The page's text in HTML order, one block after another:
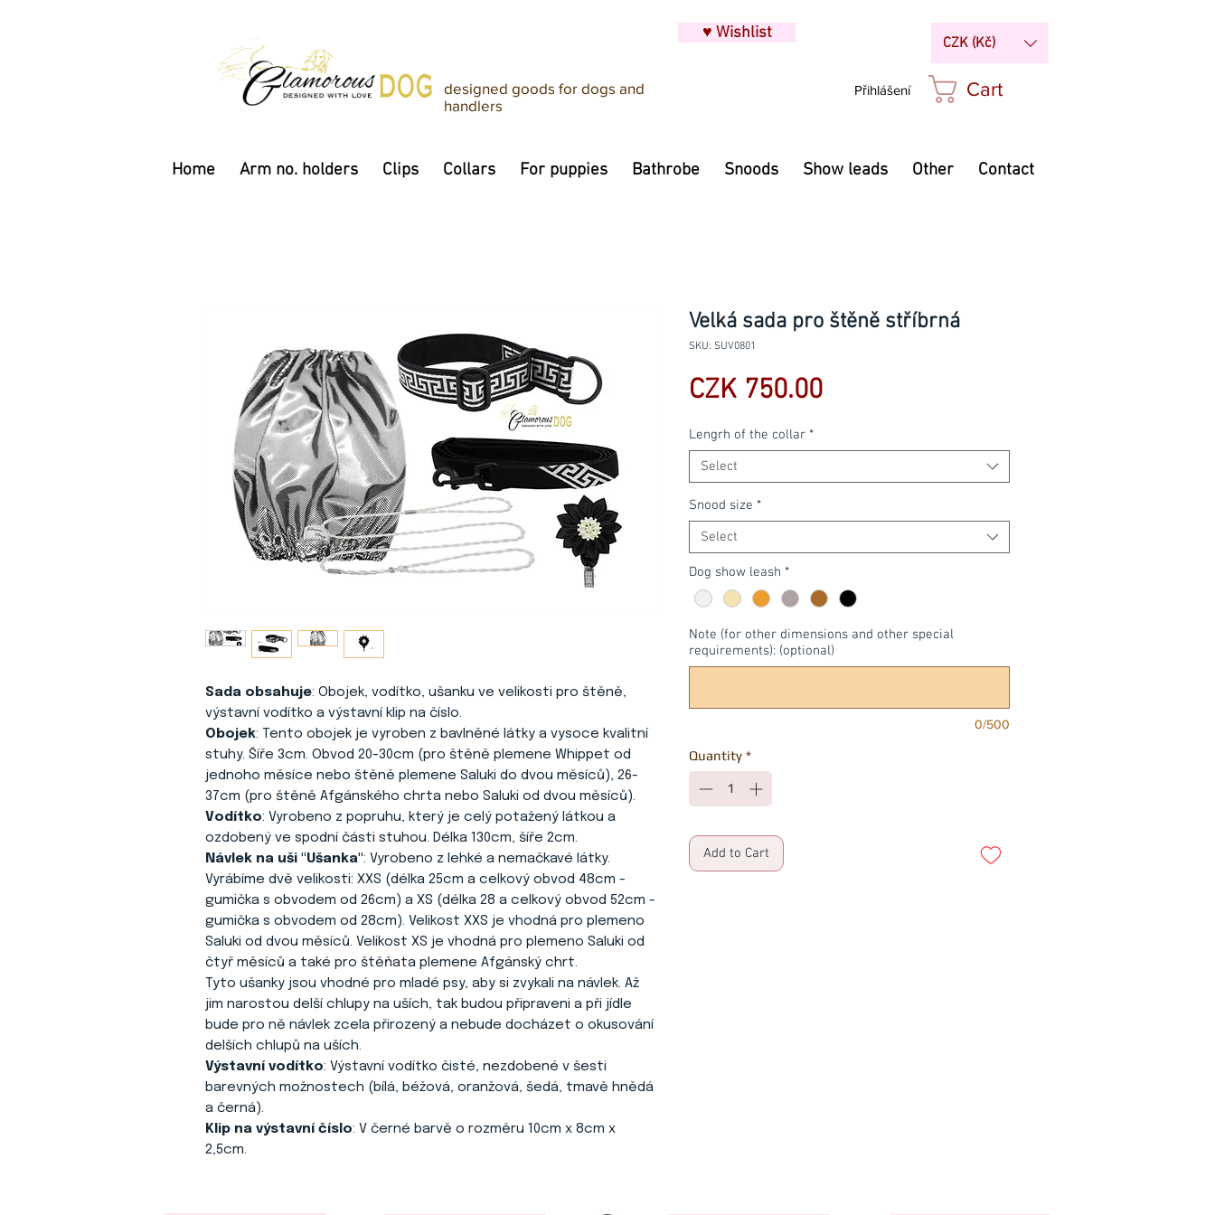
designed goods for dogs and
handlers
♥ Wishlist
Přihlášení
CZK (Kč)
Cart
Home Arm no. holders Clips Collars For puppies Bathrobe Snoods Show leads Other Contact
Sada obsahuje: Obojek, vodítko, ušanku ve velikosti pro štěně,
výstavní vodítko a výstavní klip na číslo.
Obojek: Tento obojek je vyroben z bavlněné látky a vysoce kvalitní
stuhy. Šíře 3cm. Obvod 20-30cm (pro štěně plemene Whippet od
jednoho měsíce nebo štěně plemene Saluki do dvou měsíců), 26-
37cm (pro štěně Afgánského chrta nebo Saluki od dvou měsíců).
Vodítko: Vyrobeno z popruhu, který je celý potažený látkou a
ozdobený ve spodní části stuhou. Délka 130cm, šíře 2cm.
Návlek na uši "Ušanka": Vyrobeno z lehké a nemačkavé látky.
Vyrábíme dvě velikosti: XXS (délka 25cm a celkový obvod 48cm -
gumička s obvodem od 26cm) a XS (délka 28 a celkový obvod 52cm -
gumička s obvodem od 28cm). Velikost XXS je vhodná pro plemeno
Saluki od dvou měsíců. Velikost XS je vhodná pro plemeno Saluki od
čtyř měsíců a také pro štěňata plemene Afgánský chrt.
Tyto ušanky jsou vhodné pro mladé psy, aby si zvykali na návlek. Až
jim narostou delší chlupy na uších, tak budou připraveni a při jídle
bude pro ně návlek zcela přirozený a nebude docházet o okusování
delších chlupů na uších.
Výstavní vodítko: Výstavní vodítko čisté, nezdobené v šesti
barevných možnostech (bílá, béžová, oranžová, šedá, tmavě hnědá
a černá).
Klip na výstavní číslo: V černé barvě o rozměru 10cm x 8cm x
2,5cm.
Velká sada pro štěně stříbrná
SKU: SUV0801
CZK 750.00Price
Lengrh of the collar *
Select
Snood size *
Select
Dog show leash *
Note (for other dimensions and other special
requirements): (optional)
0/500
Quantity *
Add to Cart